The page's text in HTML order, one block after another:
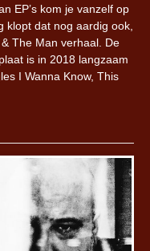
EP’s kom je vanzelf op
klopt dat nog aardig ook,
The Man verhaal. De
is in 2018 langzaam
I Wanna Know, This